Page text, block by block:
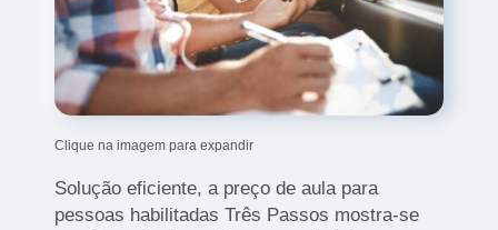
Clique na imagem para expandir
Solução eficiente, a preço de aula para
pessoas habilitadas Três Passos mostra-se